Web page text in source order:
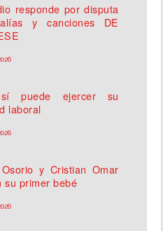
responde por disputa
y canciones DE
puede ejercer su
laboral
y Cristian Omar
su primer bebé